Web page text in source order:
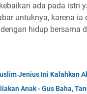
ada pada istri
untuknya, karena
hidup bersama
Jenius Ini Kalahkan
Anak - Gus Baha,